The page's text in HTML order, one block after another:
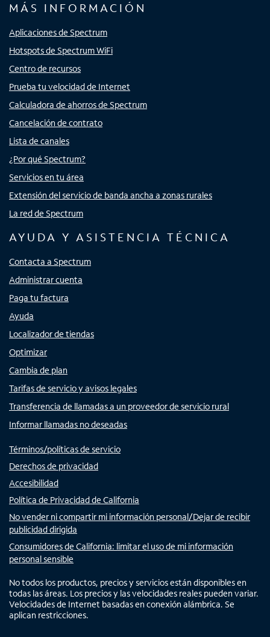
MÁS INFORMACIÓN
Aplicaciones de Spectrum
Hotspots de Spectrum WiFi
Centro de recursos
Prueba tu velocidad de Internet
Calculadora de ahorros de Spectrum
Cancelación de contrato
Lista de canales
¿Por qué Spectrum?
Servicios en tu área
Extensión del servicio de banda ancha a zonas rurales
La red de Spectrum
AYUDA Y ASISTENCIA TÉCNICA
Contacta a Spectrum
Administrar cuenta
Paga tu factura
Ayuda
Localizador de tiendas
Optimizar
Cambia de plan
Tarifas de servicio y avisos legales
Transferencia de llamadas a un proveedor de servicio rural
Informar llamadas no deseadas
Términos/políticas de servicio
Derechos de privacidad
Accesibilidad
Política de Privacidad de California
No vender ni compartir mi información personal/Dejar de recibir
publicidad dirigida
Consumidores de California: limitar el uso de mi información
personal sensible
No todos los productos, precios y servicios están disponibles en
todas las áreas. Los precios y las velocidades reales pueden variar.
Velocidades de Internet basadas en conexión alámbrica. Se
aplican restricciones.